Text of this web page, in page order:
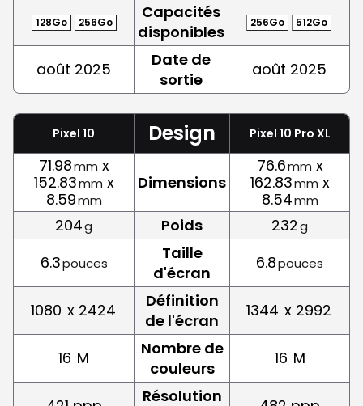
128Go 256Go
Capacités
disponibles
256Go 512Go
août 2025
Date de
sortie
août 2025
Pixel 10 Design Pixel 10 Pro XL
71.98mm x
152.83mm x
8.59mm
Dimensions
76.6mm x
162.83mm x
8.54mm
204g Poids 232g
6.3pouces
Taille
d'écran
6.8pouces
1080 x 2424
Définition
de l'écran
1344 x 2992
16 M
Nombre de
couleurs
16 M
Résolution